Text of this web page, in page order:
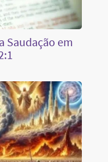
Saudação em